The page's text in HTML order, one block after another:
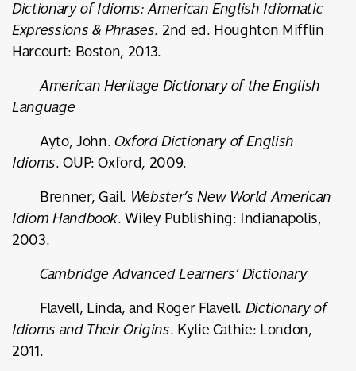
Dictionary of Idioms: American English Idiomatic
Expressions & Phrases. 2nd ed. Houghton Mifflin
Harcourt: Boston, 2013.
American Heritage Dictionary of the English
Language
Ayto, John.Oxford Dictionary of English
Idioms. OUP: Oxford, 2009.
Brenner, Gail. Webster’s New World American
Idiom Handbook. Wiley Publishing: Indianapolis,
2003.
Cambridge Advanced Learners’ Dictionary
Flavell, Linda, and Roger Flavell.Dictionary of
Idioms and Their Origins. Kylie Cathie: London,
2011.